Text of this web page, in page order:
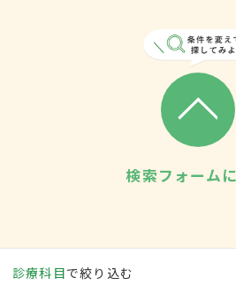
検索フォーム
診療科目で絞り込む